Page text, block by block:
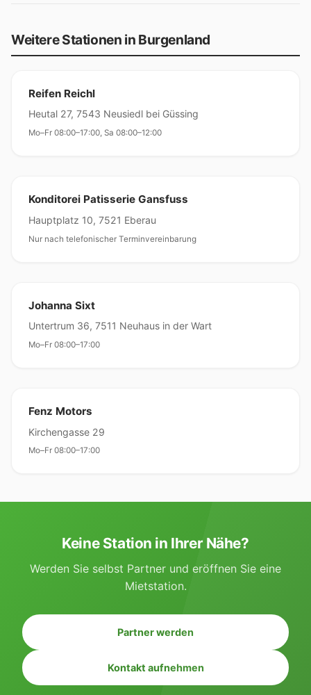
Weitere Stationen in Burgenland
Reifen Reichl
Heutal 27, 7543 Neusiedl bei Güssing
Mo–Fr 08:00–17:00, Sa 08:00–12:00
Konditorei Patisserie Gansfuss
Hauptplatz 10, 7521 Eberau
Nur nach telefonischer Terminvereinbarung
Johanna Sixt
Untertrum 36, 7511 Neuhaus in der Wart
Mo–Fr 08:00–17:00
Fenz Motors
Kirchengasse 29
Mo–Fr 08:00–17:00
Keine Station in Ihrer Nähe?
Werden Sie selbst Partner und eröffnen Sie eine
Mietstation.
Partner werden
Kontakt aufnehmen